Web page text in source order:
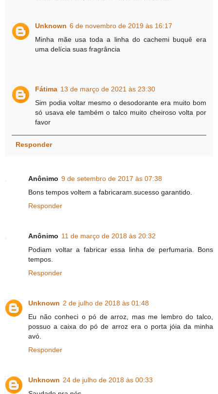
Unknown 6 de novembro de 2019 às 16:17
Minha mãe usa toda a linha do cachemi buquê era
uma delícia suas fragrância
Fátima 13 de março de 2021 às 23:30
Sim podia voltar mesmo o desodorante era muito bom
só usava ele também o talco muito cheiroso volta por
favor
Responder
Anônimo 9 de setembro de 2017 às 07:38
Bons tempos voltem a fabricaram.sucesso garantido.
Responder
Anônimo 11 de março de 2018 às 20:32
Podiam voltar a fabricar essa linha de perfumaria. Bons
tempos.
Responder
Unknown 2 de julho de 2018 às 01:48
Eu não conheci o pó de arroz, mas me lembro do talco,
possuo a caixa do pó de arroz era o porta jóia da minha
avó.
Responder
Unknown 24 de julho de 2018 às 00:33